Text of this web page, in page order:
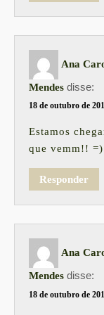
Ana
Mendes disse:
18 de outubro de
Estamos
que vemm!! =)
Responder
Ana
Mendes disse:
18 de outubro de